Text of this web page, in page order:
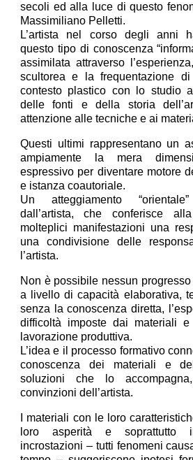
secoli ed alla luce di questo
Massimiliano Pelletti.
L’artista nel corso degli anni
questo tipo di conoscenza
assimilata attraverso
scultorea e la frequentazione
contesto plastico con lo studio
delle fonti e della storia
attenzione alle tecniche e ai
Questi ultimi rappresentano un
ampiamente la mera
espressivo per diventare motore
e istanza coautoriale.
Un atteggiamento
dall’artista, che conferisce
molteplici manifestazioni una
una condivisione delle
l’artista.
Non è possibile nessun progresso
a livello di capacità elaborativa,
senza la conoscenza diretta,
difficoltà imposte dai materiali
lavorazione produttiva.
L’idea e il processo formativo
conoscenza dei materiali e
soluzioni che lo
convinzioni dell’artista.
I materiali con le loro
loro asperità e soprattutto
incrostazioni – tutti fenomeni